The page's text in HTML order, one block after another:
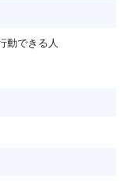
動できる人